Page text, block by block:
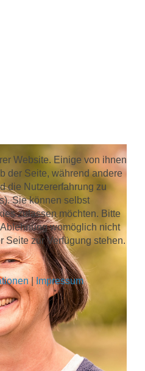
Website. Einige von ihnen
der Seite, während andere
die Nutzererfahrung zu
Sie können selbst
zulassen möchten. Bitte
womöglich nicht
Seite zur Verfügung stehen.
|Impressum